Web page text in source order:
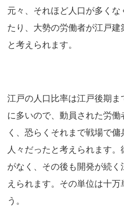
元々、それほど人口が多く
たり、大勢の労働者が江戸
と考えられます。
江戸の人口比率は江戸後期
に多いので、動員された労働
く、恐らくそれまで戦場で
人々だったと考えられます。
がなく、その後も開発が続
えられます。その単位は十万
う。